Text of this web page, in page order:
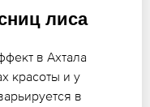
лиса
в Ахтала
красоты и у
в